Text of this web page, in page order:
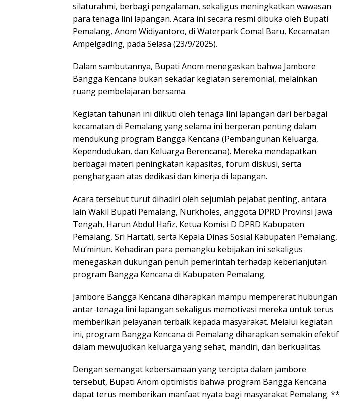
silaturahmi, berbagi pengalaman, sekaligus meningkatkan wawasan
para tenaga lini lapangan. Acara ini secara resmi dibuka oleh Bupati
Pemalang, Anom Widiyantoro, di Waterpark Comal Baru, Kecamatan
Ampelgading, pada Selasa (23/9/2025).
Dalam sambutannya, Bupati Anom menegaskan bahwa Jambore
Bangga Kencana bukan sekadar kegiatan seremonial, melainkan
ruang pembelajaran bersama.
Kegiatan tahunan ini diikuti oleh tenaga lini lapangan dari berbagai
kecamatan di Pemalang yang selama ini berperan penting dalam
mendukung program Bangga Kencana (Pembangunan Keluarga,
Kependudukan, dan Keluarga Berencana). Mereka mendapatkan
berbagai materi peningkatan kapasitas, forum diskusi, serta
penghargaan atas dedikasi dan kinerja di lapangan.
Acara tersebut turut dihadiri oleh sejumlah pejabat penting, antara
lain Wakil Bupati Pemalang, Nurkholes, anggota DPRD Provinsi Jawa
Tengah, Harun Abdul Hafiz, Ketua Komisi D DPRD Kabupaten
Pemalang, Sri Hartati, serta Kepala Dinas Sosial Kabupaten Pemalang,
Mu’minun. Kehadiran para pemangku kebijakan ini sekaligus
menegaskan dukungan penuh pemerintah terhadap keberlanjutan
program Bangga Kencana di Kabupaten Pemalang.
Jambore Bangga Kencana diharapkan mampu mempererat hubungan
antar-tenaga lini lapangan sekaligus memotivasi mereka untuk terus
memberikan pelayanan terbaik kepada masyarakat. Melalui kegiatan
ini, program Bangga Kencana di Pemalang diharapkan semakin efektif
dalam mewujudkan keluarga yang sehat, mandiri, dan berkualitas.
Dengan semangat kebersamaan yang tercipta dalam jambore
tersebut, Bupati Anom optimistis bahwa program Bangga Kencana
dapat terus memberikan manfaat nyata bagi masyarakat Pemalang. **